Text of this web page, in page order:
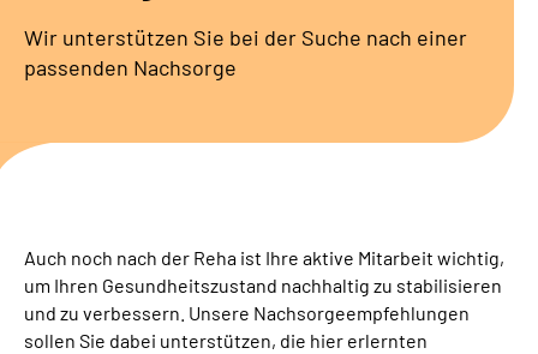
Service
Suche
Leichte Sprache
Wir unterstützen Sie bei der Suche nach einer
passenden Nachsorge
Auch noch nach der Reha ist Ihre aktive Mitarbeit wichtig,
um Ihren Gesundheitszustand nachhaltig zu stabilisieren
und zu verbessern. Unsere Nachsorgeempfehlungen
sollen Sie dabei unterstützen, die hier erlernten